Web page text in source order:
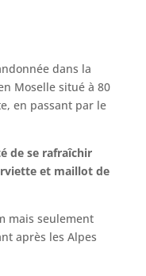
dans la
Moselle situé à 80
en passant par le
de se rafraîchir
et maillot de
mais seulement
après les Alpes